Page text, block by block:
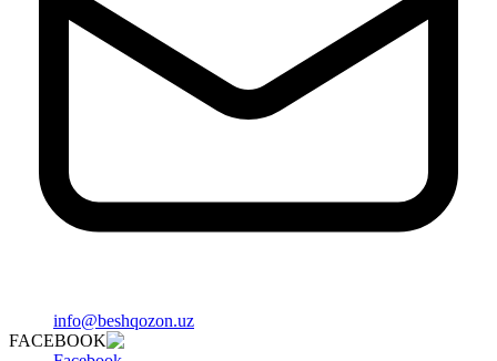
info@beshqozon.uz
FACEBOOK